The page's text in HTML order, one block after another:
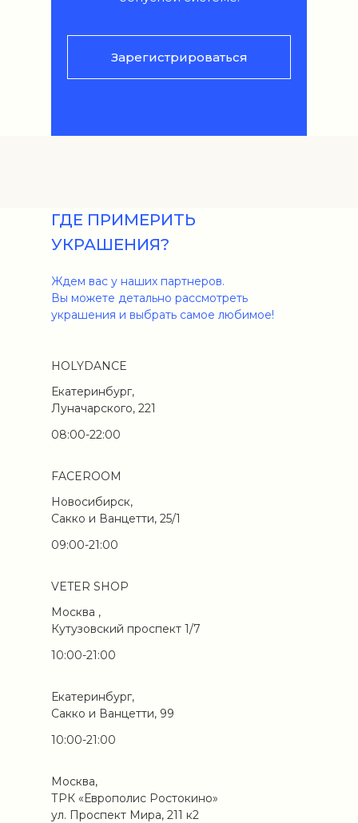
Зарегистрироваться
ГДЕ ПРИМЕРИТЬ
УКРАШЕНИЯ?
Москва,
ТРК «Европолис Ростокино»
ул. Проспект Мира, 211 к2
Екатеринбург,
Луначарского, 221
HOLYDANCE
08:00-22:00
10:00-21:00
Екатеринбург,
Сакко и Ванцетти, 99
Ждем вас у наших партнеров.
Вы можете детально рассмотреть
украшения и выбрать самое любимое!
FACEROOM
Новосибирск,
Сакко и Ванцетти, 25/1
09:00-21:00
VETER SHOP
Москва ,
Кутузовский проспект 1/7
10:00-21:00